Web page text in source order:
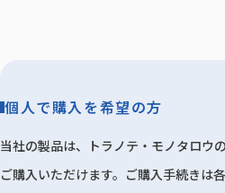
個人で購入を希望の方
当社の製品は、トラノテ・モノタロウ
ご購入いただけます。ご購入手続きは